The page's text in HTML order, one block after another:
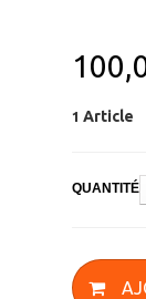
1 Article
QUANTITÉ